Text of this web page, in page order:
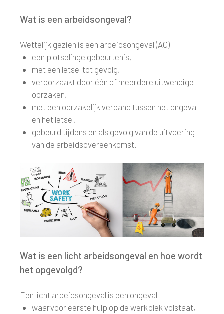
Wat is een arbeidsongeval?
Wettelijk gezien is een arbeidsongeval (AO)
een plotselinge gebeurtenis,
met een letsel tot gevolg,
veroorzaakt door één of meerdere uitwendige
oorzaken,
met een oorzakelijk verband tussen het ongeval
en het letsel,
gebeurd tijdens en als gevolg van de uitvoering
van de arbeidsovereenkomst.
Wat is een licht arbeidsongeval en hoe wordt
het opgevolgd?
Een licht arbeidsongeval is een ongeval
waarvoor eerste hulp op de werkplek volstaat,